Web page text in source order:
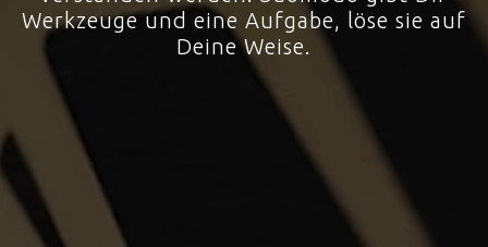
Werkzeuge und eine Aufgabe, löse sie auf
Deine Weise.